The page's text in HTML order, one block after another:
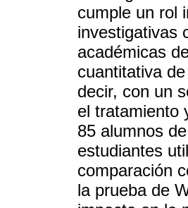
cumple un rol
investigativas
académicas
cuantitativa
decir, con un
el tratamiento
85 alumnos
estudiantes
comparación
la prueba de